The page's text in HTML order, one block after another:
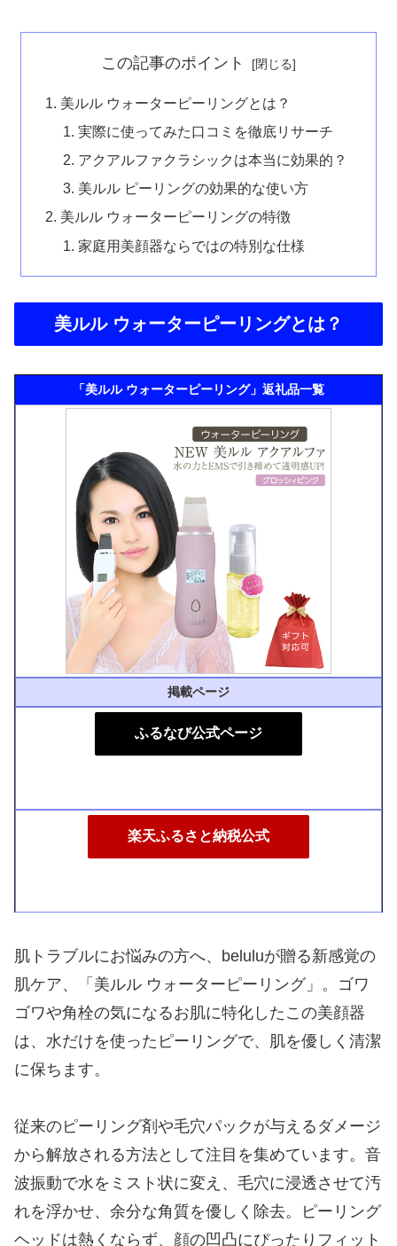
この記事のポイント
美ルル ウォーターピーリングとは？
実際に使ってみた口コミを徹底リサーチ
アクアルファクラシックは本当に効果的？
美ルル ピーリングの効果的な使い方
美ルル ウォーターピーリングの特徴
家庭用美顔器ならではの特別な仕様
美ルル ウォーターピーリングとは？
「美ルル ウォーターピーリング」返礼品一覧
掲載ページ
ふるなび公式ページ
楽天ふるさと納税公式
肌トラブルにお悩みの方へ、beluluが贈る新感覚の
肌ケア、「美ルル ウォーターピーリング」。ゴワ
ゴワや角栓の気になるお肌に特化したこの美顔器
は、水だけを使ったピーリングで、肌を優しく清潔
に保ちます。
従来のピーリング剤や毛穴パックが与えるダメージ
から解放される方法として注目を集めています。音
波振動で水をミスト状に変え、毛穴に浸透させて汚
れを浮かせ、余分な角質を優しく除去。ピーリング
ヘッドは熱くならず、顔の凹凸にぴったりフィット